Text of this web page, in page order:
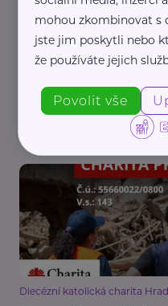
Ministerstvo zdravotnictví ČR
léčbu? Ministerstvo
pacienty i jejich blízké
Zajímavost
Diecézní katolická charita
mohou zkombinovat s
jste jim poskytli nebo
že používáte jejich
Povolit vše